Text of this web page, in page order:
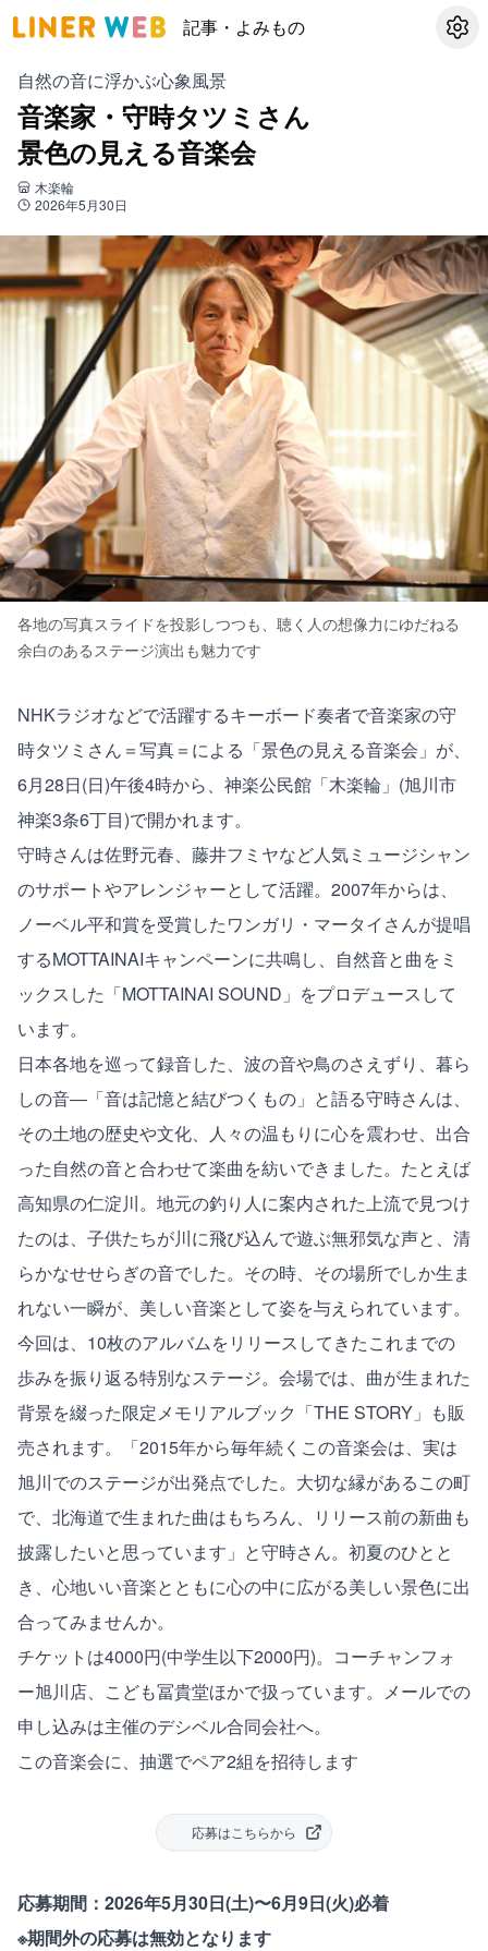
記事・よみもの 設定
自然の音に浮かぶ心象風景
音楽家・守時タツミさん
景色の見える音楽会
木楽輪
2026年5月30日
各地の写真スライドを投影しつつも、聴く人の想像力にゆだねる
余白のあるステージ演出も魅力です
NHKラジオなどで活躍するキーボード奏者で音楽家の守
時タツミさん＝写真＝による「景色の見える音楽会」が、
6月28日(日)午後4時から、神楽公民館「木楽輪」(旭川市
神楽3条6丁目)で開かれます。
守時さんは佐野元春、藤井フミヤなど人気ミュージシャン
のサポートやアレンジャーとして活躍。2007年からは、
ノーベル平和賞を受賞したワンガリ・マータイさんが提唱
するMOTTAINAIキャンペーンに共鳴し、自然音と曲をミ
ックスした「MOTTAINAI SOUND」をプロデュースして
います。
日本各地を巡って録音した、波の音や鳥のさえずり、暮ら
しの音―「音は記憶と結びつくもの」と語る守時さんは、
その土地の歴史や文化、人々の温もりに心を震わせ、出合
った自然の音と合わせて楽曲を紡いできました。たとえば
高知県の仁淀川。地元の釣り人に案内された上流で見つけ
たのは、子供たちが川に飛び込んで遊ぶ無邪気な声と、清
らかなせせらぎの音でした。その時、その場所でしか生ま
れない一瞬が、美しい音楽として姿を与えられています。
今回は、10枚のアルバムをリリースしてきたこれまでの
歩みを振り返る特別なステージ。会場では、曲が生まれた
背景を綴った限定メモリアルブック「THE STORY」も販
売されます。「2015年から毎年続くこの音楽会は、実は
旭川でのステージが出発点でした。大切な縁があるこの町
で、北海道で生まれた曲はもちろん、リリース前の新曲も
披露したいと思っています」と守時さん。初夏のひとと
き、心地いい音楽とともに心の中に広がる美しい景色に出
合ってみませんか。
チケットは4000円(中学生以下2000円)。コーチャンフォ
ー旭川店、こども冨貴堂ほかで扱っています。メールでの
申し込みは主催のデシベル合同会社へ。
この音楽会に、抽選でペア2組を招待します
応募はこちらから
応募期間：2026年5月30日(土)〜6月9日(火)必着
※期間外の応募は無効となります